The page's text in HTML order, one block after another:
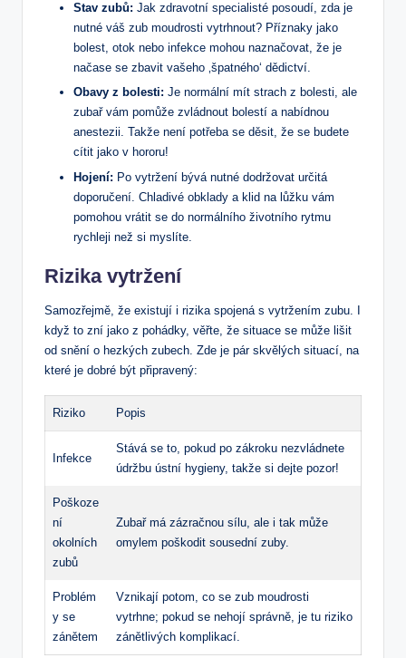
Stav zubů: Jak zdravotní specialisté posoudí, zda je
nutné váš zub⁤ moudrosti vytrhnout?‌ Příznaky jako
⁣bolest, otok nebo infekce ⁢mohou naznačovat, že je
načase se zbavit ⁣vašeho ‚špatného‘ ​dědictví.
Obavy z bolesti: Je normální mít strach z‍ bolesti, ale
zubař vám pomůže zvládnout ⁣bolestí a nabídnou
anestezii. Takže není potřeba se děsit, že se budete
‍cítit jako v hororu!
Hojení: Po⁢ vytržení bývá nutné⁣ dodržovat ‌určitá
doporučení. Chladivé obklady a⁢ klid na lůžku vám
pomohou vrátit se do normálního životního rytmu
rychleji než si myslíte.
Rizika vytržení
Samozřejmě, že existují i rizika spojená s vytržením zubu. I
když to zní jako z⁣ pohádky, věřte, že situace se může lišit
od snění o hezkých zubech. Zde je pár skvělých situací, na​
které je ‌dobré být připravený:
Riziko Popis
Infekce
Stává se to, pokud po ⁣zákroku nezvládnete
údržbu ústní hygieny, takže si dejte pozor!
Poškoze
ní
okolních
zubů
Zubař má zázračnou ‌sílu, ale i tak může
omylem⁤ poškodit‍ sousední zuby.
Problém
y se
zánětem
Vznikají potom, co⁤ se zub moudrosti
vytrhne; pokud se nehojí správně, je tu riziko
zánětlivých komplikací.